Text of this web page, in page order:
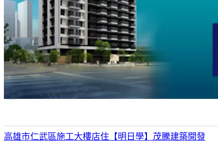
高雄市仁武區施工大樓店住【明日學】茂騰建築開發